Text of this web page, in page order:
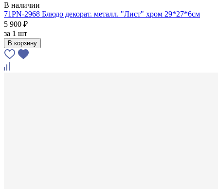
В наличии
71PN-2968 Блюдо декорат. металл. "Лист" хром 29*27*6см
5 900 ₽
за 1 шт
В корзину